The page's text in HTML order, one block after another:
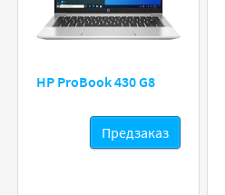
HP ProBook 430 G8
Предзаказ